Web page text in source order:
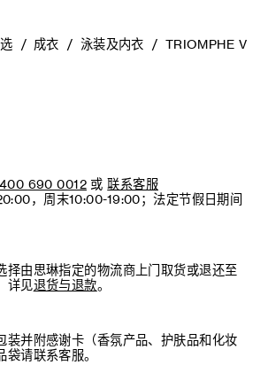
成衣 泳装及内衣 TRIOMPHE
400 690 0012 或 联系客服
，周末10:00-19:00；法定节假日期间
择由思琳指定的物流商上门取货或退还至
详见退货与退款。
装并附感谢卡（香氛产品、护肤品和化妆
请联系客服。